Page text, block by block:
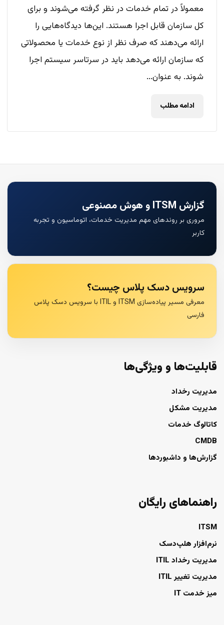
معمولاً در تمام خدمات در نظر گرفته می‌شوند و برای
کل سازمان قابل اجرا هستند. این‌ها دیدگاه‌هایی را
ارائه می‌دهند که صرف نظر از نوع خدمات یا محصولاتی
که سازمان ارائه می‌دهد باید در سرتاسر سیستم اجرا
شوند. به عنوان...
ادامه مطلب
گزارش ITSM و هوش مصنوعی
مروری بر روندهای مهم مدیریت خدمات، اتوماسیون و تجربه
کاربر
سرویس دسک پلاس چیست؟
معرفی مسیر پیاده‌سازی ITSM و ITIL با سرویس دسک پلاس
فارسی
قابلیت‌ها و ویژگی‌ها
مدیریت رخداد
مدیریت مشکل
کاتالوگ خدمات
CMDB
گزارش‌ها و داشبوردها
راهنماهای رایگان
ITSM
نرم‌افزار هلپ‌دسک
مدیریت رخداد ITIL
مدیریت تغییر ITIL
میز خدمت IT